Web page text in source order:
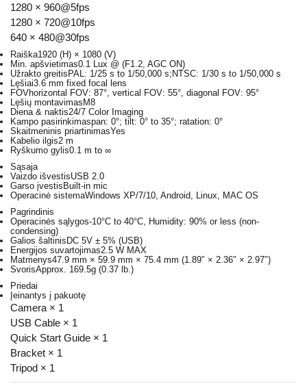
1280 × 960@5fps
1280 × 720@10fps
640 × 480@30fps
Raiška1920 (H) × 1080 (V)
Min. apšvietimas0.1 Lux @ (F1.2, AGC ON)
Užrakto greitis PAL: 1/25 s to 1/50,000 s;NTSC: 1/30 s to 1/50,000 s
Lęšiai3.6 mm fixed focal lens
FOVhorizontal FOV: 87°, vertical FOV: 55°, diagonal FOV: 95°
Lęšių montavimas M8
Diena & naktis24/7 Color Imaging
Kampo pasirinkimaspan: 0°; tilt: 0° to 35°; ratation: 0°
Skaitmeninis priartinimasYes
Kabelio ilgis2 m
Ryškumo gylis0.1 m to ∞
Sąsaja
Vaizdo išvestisUSB 2.0
Garso įvestis Built-in mic
Operacinė sistemaWindows XP/7/10, Android, Linux, MAC OS
Pagrindinis
Operacinės sąlygos-10°C to 40°C, Humidity: 90% or less (non-
condensing)
Galios šaltinis DC 5V ± 5% (USB)
Energijos suvartojimas2.5 W MAX
Matmenys47.9 mm × 59.9 mm × 75.4 mm (1.89″ × 2.36″ × 2.97″)
SvorisApprox. 169.5g (0.37 lb.)
Priedai
Įeinantys į pakuotę
Camera × 1
USB Cable × 1
Quick Start Guide × 1
Bracket × 1
Tripod × 1